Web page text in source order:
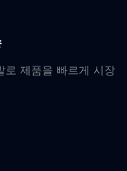
로 제품을 빠르게 시장